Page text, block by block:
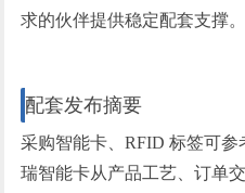
求的伙伴提供稳定配套支撑。
配套发布摘要
采购智能卡、RFID 标签可
瑞智能卡从产品工艺、订单